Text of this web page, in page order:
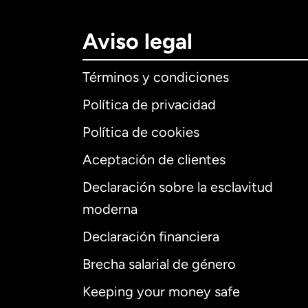
Aviso legal
Términos y condiciones
Política de privacidad
Política de cookies
Aceptación de clientes
Declaración sobre la esclavitud
moderna
Declaración financiera
Brecha salarial de género
Keeping your money safe
Internacional
Alemania